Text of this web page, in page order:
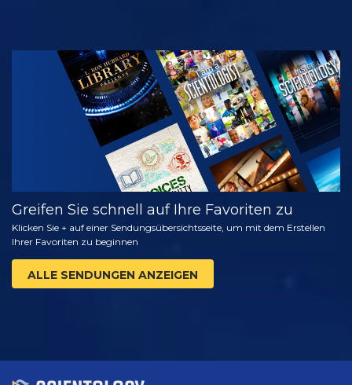
ANSEHEN
SERIE
ENTDECKEN
Greifen Sie schnell auf Ihre Favoriten zu
Klicken Sie + auf einer Sendungsübersichtsseite, um mit dem Erstellen
Ihrer Favoriten zu beginnen
ALLE SENDUNGEN ANZEIGEN